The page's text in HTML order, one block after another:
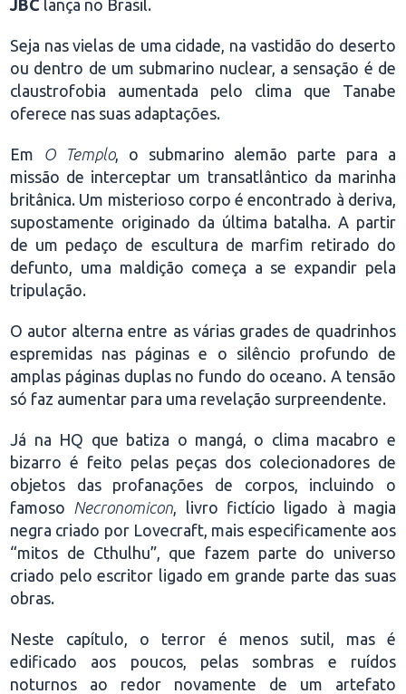
JBC lança no Brasil.
Seja nas vielas de uma cidade, na vastidão do deserto
ou dentro de um submarino nuclear, a sensação é de
claustrofobia aumentada pelo clima que Tanabe
oferece nas suas adaptações.
Em O Templo, o submarino alemão parte para a
missão de interceptar um transatlântico da marinha
britânica. Um misterioso corpo é encontrado à deriva,
supostamente originado da última batalha. A partir
de um pedaço de escultura de marfim retirado do
defunto, uma maldição começa a se expandir pela
tripulação.
O autor alterna entre as várias grades de quadrinhos
espremidas nas páginas e o silêncio profundo de
amplas páginas duplas no fundo do oceano. A tensão
só faz aumentar para uma revelação surpreendente.
Já na HQ que batiza o mangá, o clima macabro e
bizarro é feito pelas peças dos colecionadores de
objetos das profanações de corpos, incluindo o
famoso Necronomicon, livro fictício ligado à magia
negra criado por Lovecraft, mais especificamente aos
“mitos de Cthulhu”, que fazem parte do universo
criado pelo escritor ligado em grande parte das suas
obras.
Neste capítulo, o terror é menos sutil, mas é
edificado aos poucos, pelas sombras e ruídos
noturnos ao redor novamente de um artefato